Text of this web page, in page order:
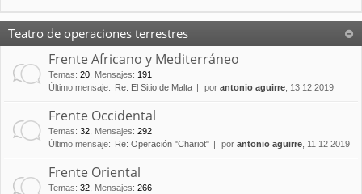
Teatro de operaciones terrestres
Frente Africano y Mediterráneo
Temas: 20 Mensajes: 191
Último mensaje:
Re: El Sitio de Malta por antonio aguirre , 13 12 2019
Frente Occidental
Temas: 32 Mensajes: 292
Último mensaje:
Re: Operación "Chariot" por antonio aguirre , 11 12 2019
Frente Oriental
Temas: 32 Mensajes: 266